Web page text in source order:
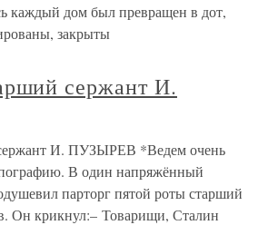
каждый дом был превращен в дот,
закрыты
сержант И.
И. ПУЗЫРЕВ *Ведем очень
В один напряжённый
парторг пятой роты старший
Он крикнул:– Товарищи, Сталин